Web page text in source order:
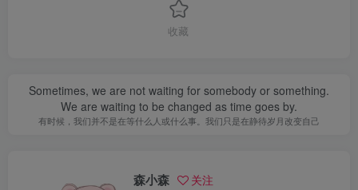
收藏
Sometimes, we are not waiting for somebody or something.
We are waiting to be changed as time goes by.
有时候，我们并不是在等什么人或什么事。我们只是在静待岁月改变自己
森小森 关注